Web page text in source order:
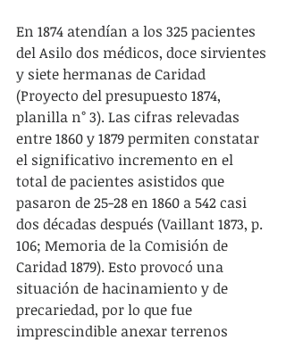
En 1874 atendían a los 325 pacientes
del Asilo dos médicos, doce sirvientes
y siete hermanas de Caridad
(Proyecto del presupuesto 1874,
planilla n° 3). Las cifras relevadas
entre 1860 y 1879 permiten constatar
el significativo incremento en el
total de pacientes asistidos que
pasaron de 25-28 en 1860 a 542 casi
dos décadas después (Vaillant 1873, p.
106; Memoria de la Comisión de
Caridad 1879). Esto provocó una
situación de hacinamiento y de
precariedad, por lo que fue
imprescindible anexar terrenos